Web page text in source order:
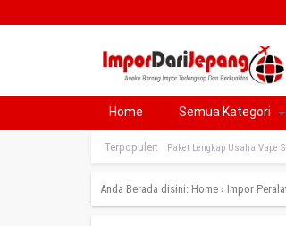
Home Semua Kategori
Terpopuler: Paket Lengkap Usaha Vape
Anda Berada disini: Home › Impor